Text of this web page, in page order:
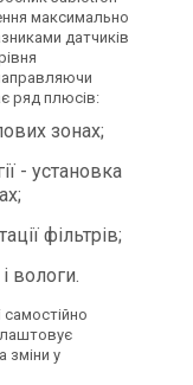
максимально
датчиків
ряд плюсів:
зонах;
- установка
фільтрів;
вологи.
зміни у